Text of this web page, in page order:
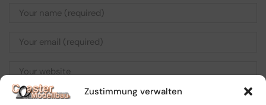
Zustimmung verwalten
Save my name, email, and website in this browser for